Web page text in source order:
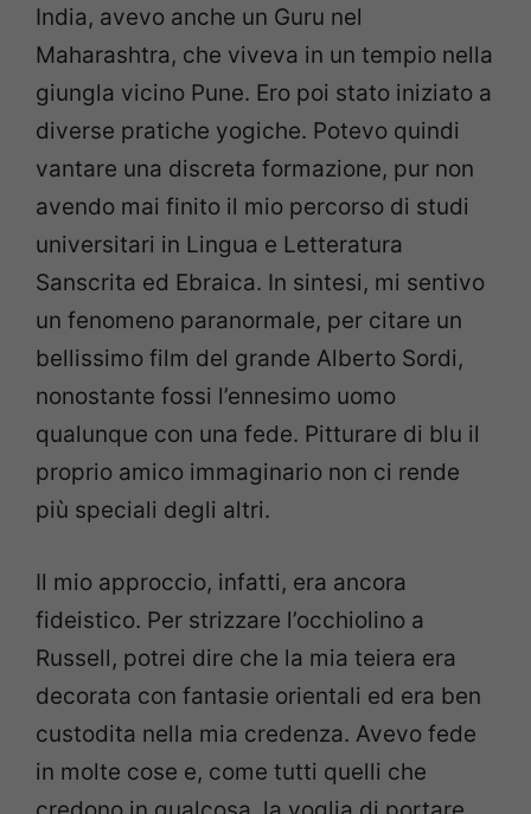
India, avevo anche un Guru nel
Maharashtra, che viveva in un tempio nella
giungla vicino Pune. Ero poi stato iniziato a
diverse pratiche yogiche. Potevo quindi
vantare una discreta formazione, pur non
avendo mai finito il mio percorso di studi
universitari in Lingua e Letteratura
Sanscrita ed Ebraica. In sintesi, mi sentivo
un fenomeno paranormale, per citare un
bellissimo film del grande Alberto Sordi,
nonostante fossi l’ennesimo uomo
qualunque con una fede. Pitturare di blu il
proprio amico immaginario non ci rende
più speciali degli altri.
Il mio approccio, infatti, era ancora
fideistico. Per strizzare l’occhiolino a
Russell, potrei dire che la mia teiera era
decorata con fantasie orientali ed era ben
custodita nella mia credenza. Avevo fede
in molte cose e, come tutti quelli che